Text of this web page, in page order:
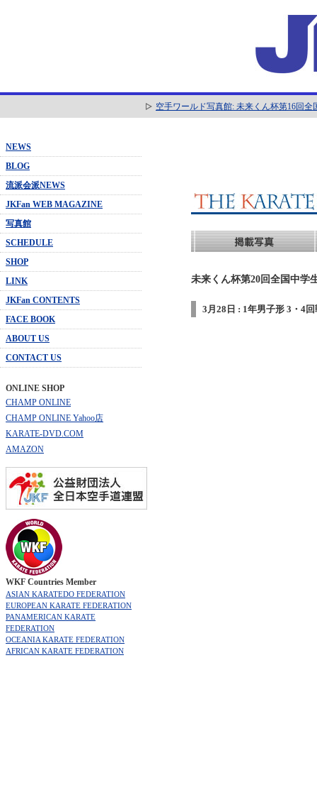
空手ワールド写真館: 未来くん杯第16回
NEWS
BLOG
流派会派NEWS
JKFan WEB MAGAZINE
写真館
SCHEDULE
SHOP
LINK
JKFan CONTENTS
FACE BOOK
ABOUT US
CONTACT US
ONLINE SHOP
CHAMP ONLINE
CHAMP ONLINE Yahoo店
KARATE-DVD.COM
AMAZON
WKF Countries Member
ASIAN KARATEDO FEDERATION
EUROPEAN KARATE FEDERATION
PANAMERICAN KARATE
FEDERATION
OCEANIA KARATE FEDERATION
AFRICAN KARATE FEDERATION
未来くん杯第20回全国中学
3月28日 : 1年男子形 3・4